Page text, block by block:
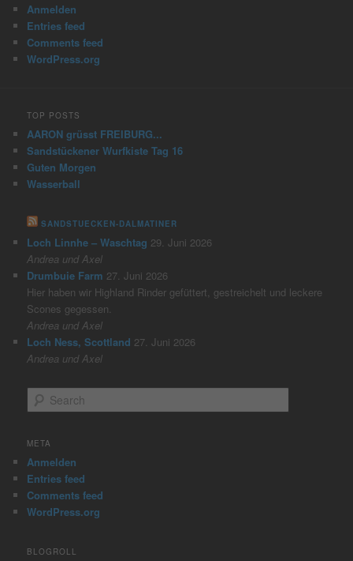
Anmelden
Entries feed
Comments feed
WordPress.org
TOP POSTS
AARON grüsst FREIBURG...
Sandstückener Wurfkiste Tag 16
Guten Morgen
Wasserball
SANDSTUECKEN-DALMATINER
Loch Linnhe – Waschtag 29. Juni 2026
Andrea und Axel
Drumbuie Farm 27. Juni 2026
Hier haben wir Highland Rinder gefüttert, gestreichelt und leckere
Scones gegessen.
Andrea und Axel
Loch Ness, Scottland 27. Juni 2026
Andrea und Axel
e
r
h
META
Anmelden
Entries feed
Comments feed
WordPress.org
BLOGROLL